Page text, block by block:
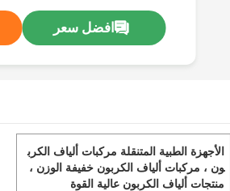
افضل سعر
الأجهزة الطبية المتنقلة مركبات ألياف الكرب
ون ، مركبات ألياف الكربون خفيفة الوزن ،
منتجات ألياف الكربون عالية القوة